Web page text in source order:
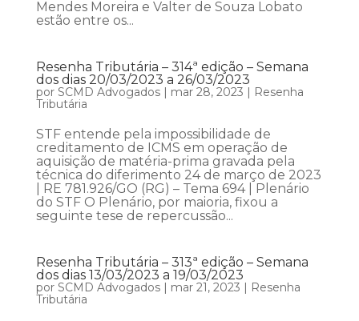
Mendes Moreira e Valter de Souza Lobato
estão entre os...
Resenha Tributária – 314ª edição – Semana
dos dias 20/03/2023 a 26/03/2023
por SCMD Advogados| mar 28, 2023 | Resenha
Tributária
STF entende pela impossibilidade de
creditamento de ICMS em operação de
aquisição de matéria-prima gravada pela
técnica do diferimento 24 de março de 2023
| RE 781.926/GO (RG) – Tema 694 | Plenário
do STF O Plenário, por maioria, fixou a
seguinte tese de repercussão...
Resenha Tributária – 313ª edição – Semana
dos dias 13/03/2023 a 19/03/2023
por SCMD Advogados| mar 21, 2023 | Resenha
Tributária